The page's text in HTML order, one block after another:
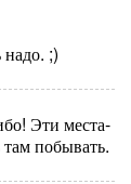
;)
Эти места-
побывать.